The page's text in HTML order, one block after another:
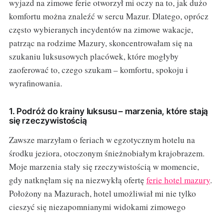
wyjazd na zimowe ferie otworzył mi oczy na to, jak dużo
komfortu można znaleźć w sercu Mazur. Dlatego, oprócz
często wybieranych incydentów na zimowe wakacje,
patrząc na rodzime Mazury, skoncentrowałam się na
szukaniu luksusowych placówek, które mogłyby
zaoferować to, czego szukam – komfortu, spokoju i
wyrafinowania.
1. Podróż do krainy luksusu – marzenia, które stają
się rzeczywistością
Zawsze marzyłam o feriach w egzotycznym hotelu na
środku jeziora, otoczonym śnieżnobiałym krajobrazem.
Moje marzenia stały się rzeczywistością w momencie,
gdy natknęłam się na niezwykłą ofertę ferie hotel mazury.
Położony na Mazurach, hotel umożliwiał mi nie tylko
cieszyć się niezapomnianymi widokami zimowego